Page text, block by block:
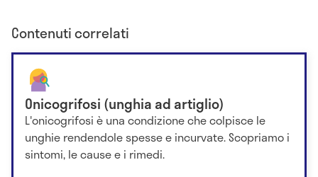
Contenuti correlati
Onicogrifosi (unghia ad artiglio)
L'onicogrifosi è una condizione che colpisce le
unghie rendendole spesse e incurvate. Scopriamo i
sintomi, le cause e i rimedi.